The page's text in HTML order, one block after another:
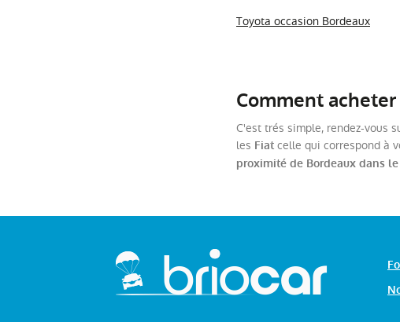
Toyota occasion Bordeaux
Comment
C'est trés simple, rendez-vous
les Fiat celle qui correspond à
proximité de Bordeaux dans